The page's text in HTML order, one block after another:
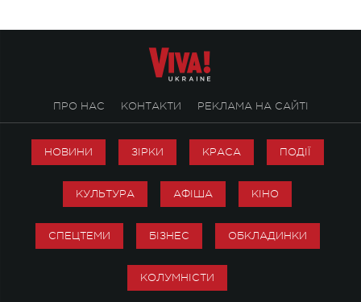
ПРО НАС КОНТАКТИ РЕКЛАМА НА САЙТІ
НОВИНИ ЗІРКИ КРАСА ПОДІЇ
КУЛЬТУРА АФІША КІНО
СПЕЦТЕМИ БІЗНЕС ОБКЛАДИНКИ
КОЛУМНІСТИ